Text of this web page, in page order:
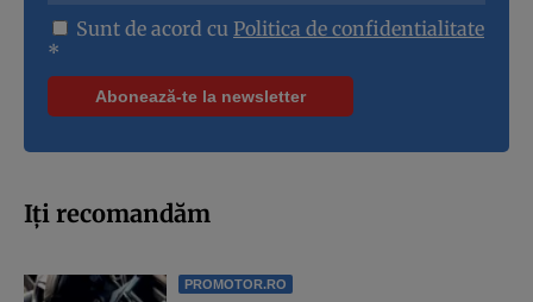
Sunt de acord cu Politica de confidentialitate
*
Iți recomandăm
PROMOTOR.RO